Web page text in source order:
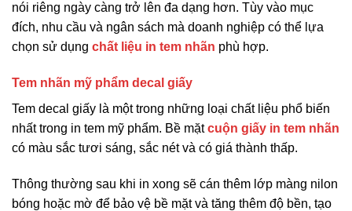
nói riêng ngày càng trở lên đa dạng hơn. Tùy vào mục
đích, nhu cầu và ngân sách mà doanh nghiệp có thể lựa
chọn sử dụng chất liệu in tem nhãn phù hợp.
Tem nhãn mỹ phẩm decal giấy
Tem decal giấy là một trong những loại chất liệu phổ biến
nhất trong in tem mỹ phẩm. Bề mặtcuộn giấy in tem nhãn
có màu sắc tươi sáng, sắc nét và có giá thành thấp.
Thông thường sau khi in xong sẽ cán thêm lớp màng nilon
bóng hoặc mờ để bảo vệ bề mặt và tăng thêm độ bền, tạo